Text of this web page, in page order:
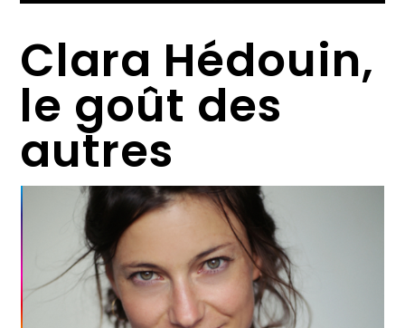
Clara Hédouin,
le goût des
autres